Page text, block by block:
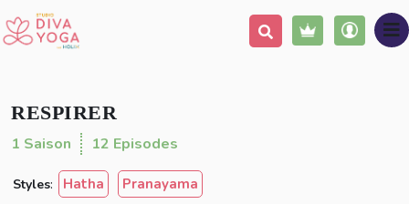
Ajouter à ma liste (41 avis)
Partager
RESPIRER
1 Saison 12 Episodes
Styles: Hatha Pranayama